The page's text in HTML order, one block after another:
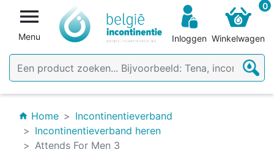

Menu Inloggen
0
Winkelwagen
home Home
Incontinentieverband
Incontinentieverband heren
Attends For Men 3